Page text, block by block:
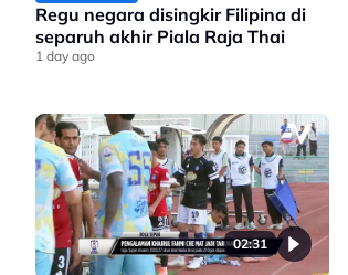
Regu negara disingkir Filipina di
separuh akhir Piala Raja Thai
1 day ago
02:31